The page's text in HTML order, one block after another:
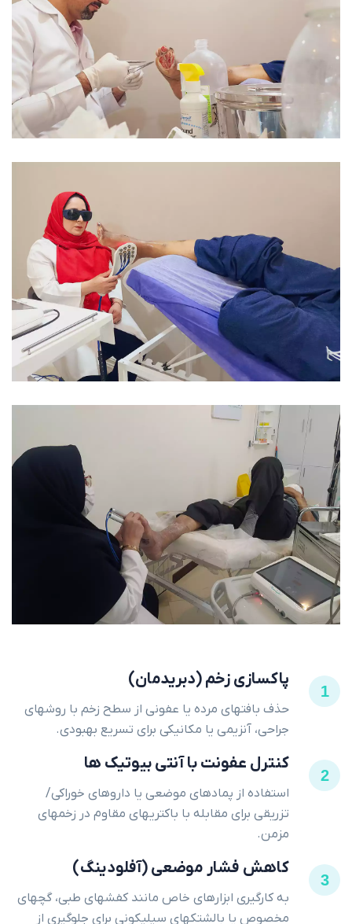
1
پاکسازی زخم (دبریدمان)
حذف بافتهای مرده یا عفونی از سطح زخم با روشهای
جراحی، آنزیمی یا مکانیکی برای تسریع بهبودی.
2
کنترل عفونت با آنتی بیوتیک ها
استفاده از پمادهای موضعی یا داروهای خوراکی/
تزریقی برای مقابله با باکتریهای مقاوم در زخمهای
مزمن.
3
کاهش فشار موضعی (آفلودینگ)
به کارگیری ابزارهای خاص مانند کفشهای طبی، گچهای
مخصوص یا بالشتکهای سیلیکونی برای جلوگیری از